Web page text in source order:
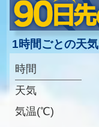
1時間ごとの天気
時間
天気
気温(℃)